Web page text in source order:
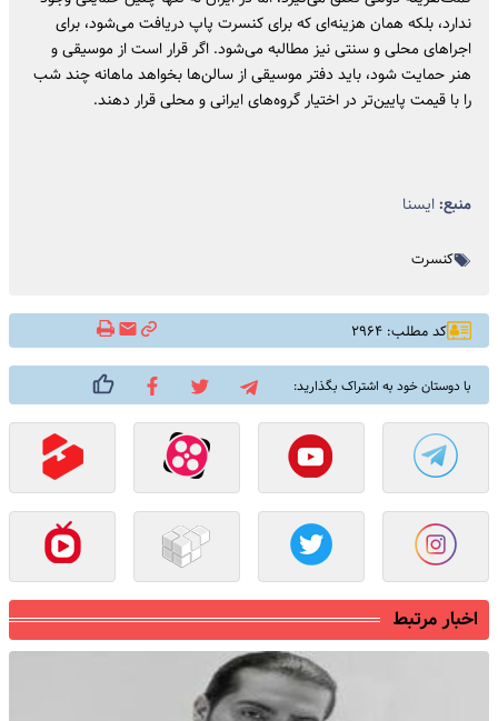
ندارد، بلکه همان هزینه‌ای که برای کنسرت پاپ دریافت می‌شود، برای
اجراهای محلی و سنتی نیز مطالبه می‌شود. اگر قرار است از موسیقی و
هنر حمایت شود، باید دفتر موسیقی از سالن‌ها بخواهد ماهانه چند شب
را با قیمت پایین‌تر در اختیار گروه‌های ایرانی و محلی قرار دهند.
منبع: ایسنا
کنسرت
کد مطلب: ۲۹۶۴
با دوستان خود به اشتراک بگذارید:
اخبار مرتبط